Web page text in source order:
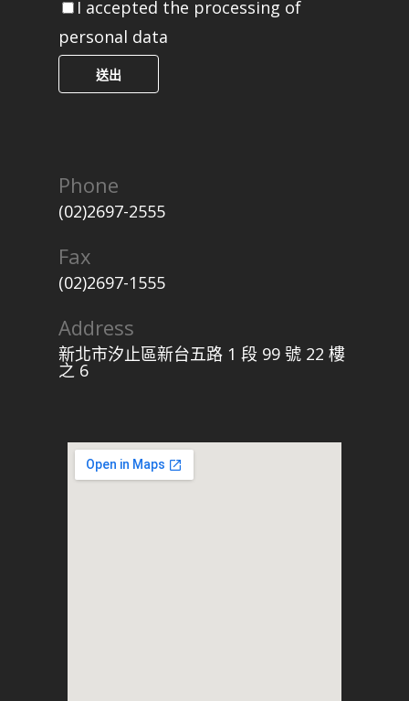
I accepted the processing of
personal data
送出
Phone
(02)2697-2555
Fax
(02)2697-1555
Address
新北市汐止區新台五路 1 段 99 號 22 樓
之 6